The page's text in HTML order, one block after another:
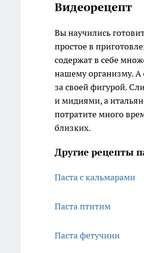
Видеорецепт
Вы научились
простое в
содержат в себе
нашему организму. А
за своей фигурой.
и мидиями, а
потратите много
близких.
Другие рецепты
Паста с кальмарами
Паста птитим
Паста фетучини